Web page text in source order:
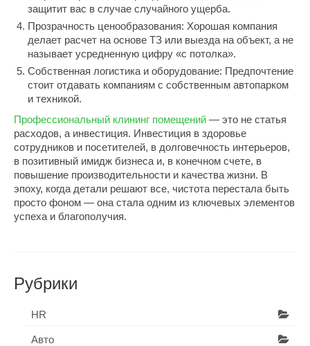
защитит вас в случае случайного ущерба.
Прозрачность ценообразования: Хорошая компания
делает расчет на основе ТЗ или выезда на объект, а не
называет усредненную цифру «с потолка».
Собственная логистика и оборудование: Предпочтение
стоит отдавать компаниям с собственным автопарком
и техникой.
Профессиональный клининг помещений — это не статья
расходов, а инвестиция. Инвестиция в здоровье
сотрудников и посетителей, в долговечность интерьеров,
в позитивный имидж бизнеса и, в конечном счете, в
повышение производительности и качества жизни. В
эпоху, когда детали решают все, чистота перестала быть
просто фоном — она стала одним из ключевых элементов
успеха и благополучия.
Рубрики
HR
Авто